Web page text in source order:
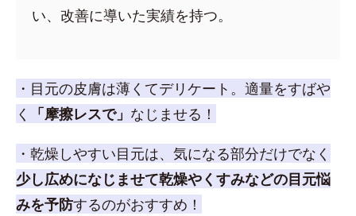
い、改善に導いた実績を持つ。
・目元の皮膚は薄くてデリケート。適量をすばや
く
「摩擦レスで」 なじませる！
・乾燥しやすい目元は、気になる部分だけでなく
少し広めになじませて乾燥やくすみなどの目元悩
みを予防するのがおすすめ！